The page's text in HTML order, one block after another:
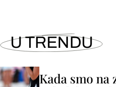
U TRENDU
Kada smo